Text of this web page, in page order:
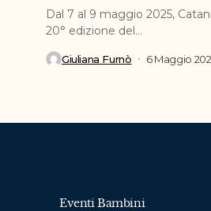
Dal 7 al 9 maggio 2025,
20° edizione del...
Giuliana Furnò 6 Maggio
Eventi Bambini